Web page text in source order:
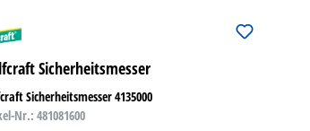
Sicherheitsmesser
Sicherheitsmesser 4135000
Nr.: 481081600